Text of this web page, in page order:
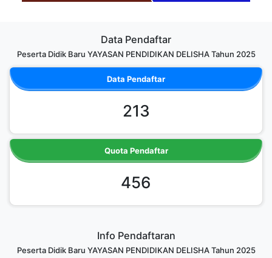
Data Pendaftar
Peserta Didik Baru YAYASAN PENDIDIKAN DELISHA Tahun 2025
Data Pendaftar
213
Quota Pendaftar
456
Info Pendaftaran
Peserta Didik Baru YAYASAN PENDIDIKAN DELISHA Tahun 2025